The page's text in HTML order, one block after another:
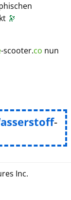
🔭
-scooter.co nun
-
Inc.